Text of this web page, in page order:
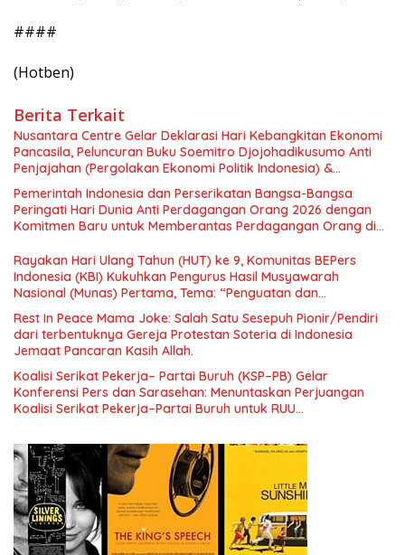
####
(Hotben)
Berita Terkait
Nusantara Centre Gelar Deklarasi Hari Kebangkitan Ekonomi
Pancasila, Peluncuran Buku Soemitro Djojohadikusumo Anti
Penjajahan (Pergolakan Ekonomi Politik Indonesia) &
Simposium Nasional “Urgensi Undang-Undang Perekonomian
Nasional dan Kesejahteraan Sosial dalam Menata Bangsa
Menuju Indonesia Emas 2045”,
Pemerintah Indonesia dan Perserikatan Bangsa-Bangsa
Peringati Hari Dunia Anti Perdagangan Orang 2026 dengan
Komitmen Baru untuk Memberantas Perdagangan Orang di
Rayakan Hari Ulang Tahun (HUT) ke 9, Komunitas BEPers
Indonesia (KBI) Kukuhkan Pengurus Hasil Musyawarah
Nasional (Munas) Pertama, Tema: “Penguatan dan
Pengembangan Organisasi KBI yang Berbasis Riset di seluruh
Indonesia dan Mancanegara”.
Rest In Peace Mama Joke: Salah Satu Sesepuh Pionir/Pendiri
dari terbentuknya Gereja Protestan Soteria di Indonesia
Jemaat Pancaran Kasih Allah.
Koalisi Serikat Pekerja– Partai Buruh (KSP–PB) Gelar
Konferensi Pers dan Sarasehan: Menuntaskan Perjuangan
Koalisi Serikat Pekerja–Partai Buruh untuk RUU